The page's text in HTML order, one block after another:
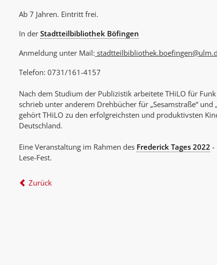
Ab 7 Jahren. Eintritt frei.
In derStadtteilbibliothek Böfingen
Anmeldung unter Mail:
Telefon: 0731/161-4157
Nach dem Studium der Publizistik arbeitete THiLO für
schrieb unter anderem Drehbücher für „Sesamstraße“ und
gehört THiLO zu den erfolgreichsten und produktivsten
Deutschland.
Eine Veranstaltung im Rahmen des Frederick Tages 2022 -
Lese-Fest.
Zurück